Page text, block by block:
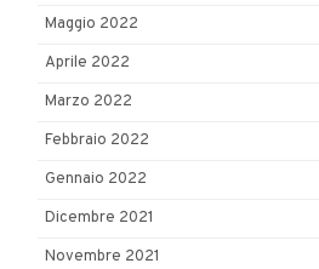
Maggio 2022
Aprile 2022
Marzo 2022
Febbraio 2022
Gennaio 2022
Dicembre 2021
Novembre 2021